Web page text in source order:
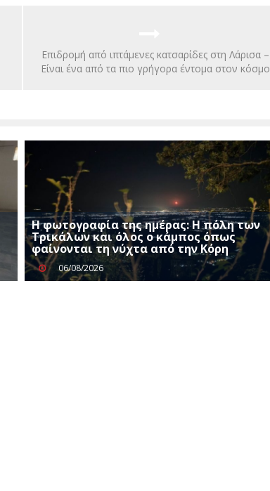
Επιδρομή από ιπτάμενες κατσαρίδες στη Λάρισα –
Είναι ένα από τα πιο γρήγορα έντομα στον κόσμο
Η φωτογραφία της ημέρας: Η πόλη των
Τρικάλων και όλος ο κάμπος όπως
φαίνονται τη νύχτα από την Κόρη
06/08/2026